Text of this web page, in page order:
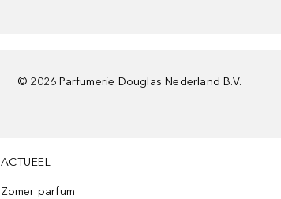
© 2026 Parfumerie Douglas Nederland B.V.
ACTUEEL
Zomer parfum